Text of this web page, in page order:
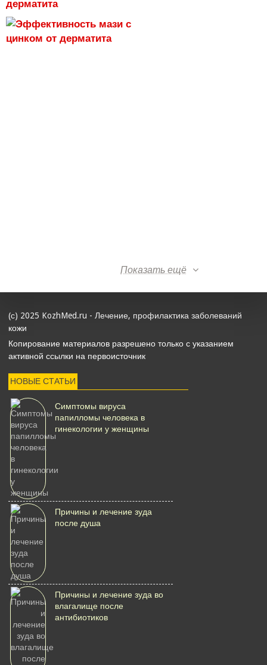
дерматита
Показать ещё
(с) 2025 KozhMed.ru - Лечение, профилактика заболеваний
кожи
Копирование материалов разрешено только с указанием
активной ссылки на первоисточник
НОВЫЕ СТАТЬИ
Симптомы вируса
папилломы человека в
гинекологии у женщины
Причины и лечение зуда
после душа
Причины и лечение зуда во
влагалище после
антибиотиков